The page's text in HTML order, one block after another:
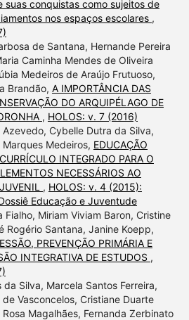
suas conquistas como sujeitos de
nos espaços escolares ,
de Santana, Hernande Pereira
Caminha Mendes de Oliveira
Medeiros de Araújo Frutuoso,
Brandão, A IMPORTÂNCIA DAS
DO ARQUIPÉLAGO DE
, HOLOS: v. 7 (2016)
Cybelle Dutra da Silva,
Medeiros, EDUCAÇÃO
INTEGRADO PARA O
NECESSÁRIOS AO
, HOLOS: v. 4 (2015):
Educação e Juventude
Fialho, Miriam Viviam Baron, Cristine
Rogério Santana, Janine Koepp,
PREVENÇÃO PRIMÁRIA E
INTEGRATIVA DE ESTUDOS ,
da Silva, Marcela Santos Ferreira,
Vasconcelos, Cristiane Duarte
Magalhães, Fernanda Zerbinato